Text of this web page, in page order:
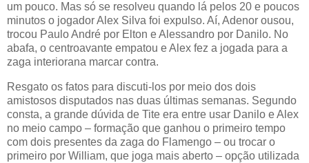
um pouco. Mas só se resolveu quando lá pelos 20 e poucos
minutos o jogador Alex Silva foi expulso. Aí, Adenor ousou,
trocou Paulo André por Elton e Alessandro por Danilo. No
abafa, o centroavante empatou e Alex fez a jogada para a
zaga interiorana marcar contra.
Resgato os fatos para discuti-los por meio dos dois
amistosos disputados nas duas últimas semanas. Segundo
consta, a grande dúvida de Tite era entre usar Danilo e Alex
no meio campo – formação que ganhou o primeiro tempo
com dois presentes da zaga do Flamengo – ou trocar o
primeiro por William, que joga mais aberto – opção utilizada